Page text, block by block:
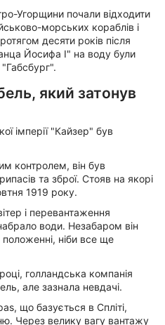
Угорщини почали відходити
морських кораблів і
десяти років після
Йосифа I" на воду були
який затонув
імперії "Кайзер" був
контролем, він був
та зброї. Стояв на якорі
1919 року.
і перевантаження
води. Незабаром він
ніби все ще
голландська компанія
але зазнала невдачі.
що базується в Спліті,
Через велику вагу вантажу